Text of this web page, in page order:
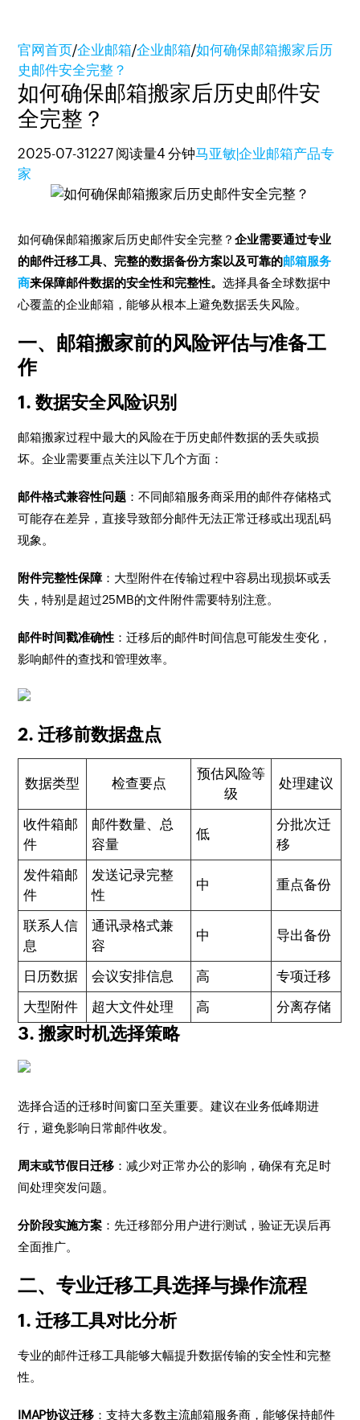
官网首页/企业邮箱/企业邮箱/如何确保邮箱搬家后历
史邮件安全完整？
如何确保邮箱搬家后历史邮件安
全完整？
2025-07-31227 阅读量4 分钟马亚敏|企业邮箱产品专
家
如何确保邮箱搬家后历史邮件安全完整？企业需要通过专业
的邮件迁移工具、完整的数据备份方案以及可靠的邮箱服务
商来保障邮件数据的安全性和完整性。选择具备全球数据中
心覆盖的企业邮箱，能够从根本上避免数据丢失风险。
一、邮箱搬家前的风险评估与准备工
作
1. 数据安全风险识别
邮箱搬家过程中最大的风险在于历史邮件数据的丢失或损
坏。企业需要重点关注以下几个方面：
邮件格式兼容性问题 ：不同邮箱服务商采用的邮件存储格式
可能存在差异，直接导致部分邮件无法正常迁移或出现乱码
现象。
附件完整性保障：大型附件在传输过程中容易出现损坏或丢
失，特别是超过25MB的文件附件需要特别注意。
邮件时间戳准确性 ：迁移后的邮件时间信息可能发生变化，
影响邮件的查找和管理效率。
2. 迁移前数据盘点
数据类型 检查要点
预估风险等
级
处理建议
收件箱邮
件
邮件数量、总
容量
低
分批次迁
移
发件箱邮
件
发送记录完整
性
中 重点备份
联系人信
息
通讯录格式兼
容
中 导出备份
日历数据 会议安排信息 高
专项迁移
大型附件
超大文件处理 高 分离存储
3. 搬家时机选择策略
选择合适的迁移时间窗口至关重要。建议在业务低峰期进
行，避免影响日常邮件收发。
周末或节假日迁移 ：减少对正常办公的影响，确保有充足时
间处理突发问题。
分阶段实施方案 ：先迁移部分用户进行测试，验证无误后再
全面推广。
二、专业迁移工具选择与操作流程
1. 迁移工具对比分析
专业的邮件迁移工具能够大幅提升数据传输的安全性和完整
性。
IMAP协议迁移 ：支持大多数主流邮箱服务商，能够保持邮件